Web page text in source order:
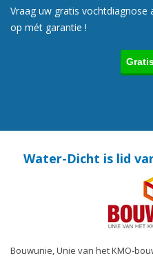
Vraag uw gratis
op mét garantie !
Water-Dicht is lid
Bouwunie, Unie van het KMO-